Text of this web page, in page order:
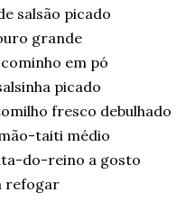
salsão picado
grande
em pó
picado
fresco debulhado
taiti médio
do-reino a gosto
refogar